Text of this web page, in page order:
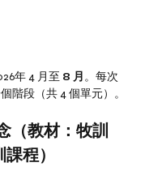
年 4 月至 8 月 。每次
階段（共 4 個單元）。
（教材：牧訓
程）